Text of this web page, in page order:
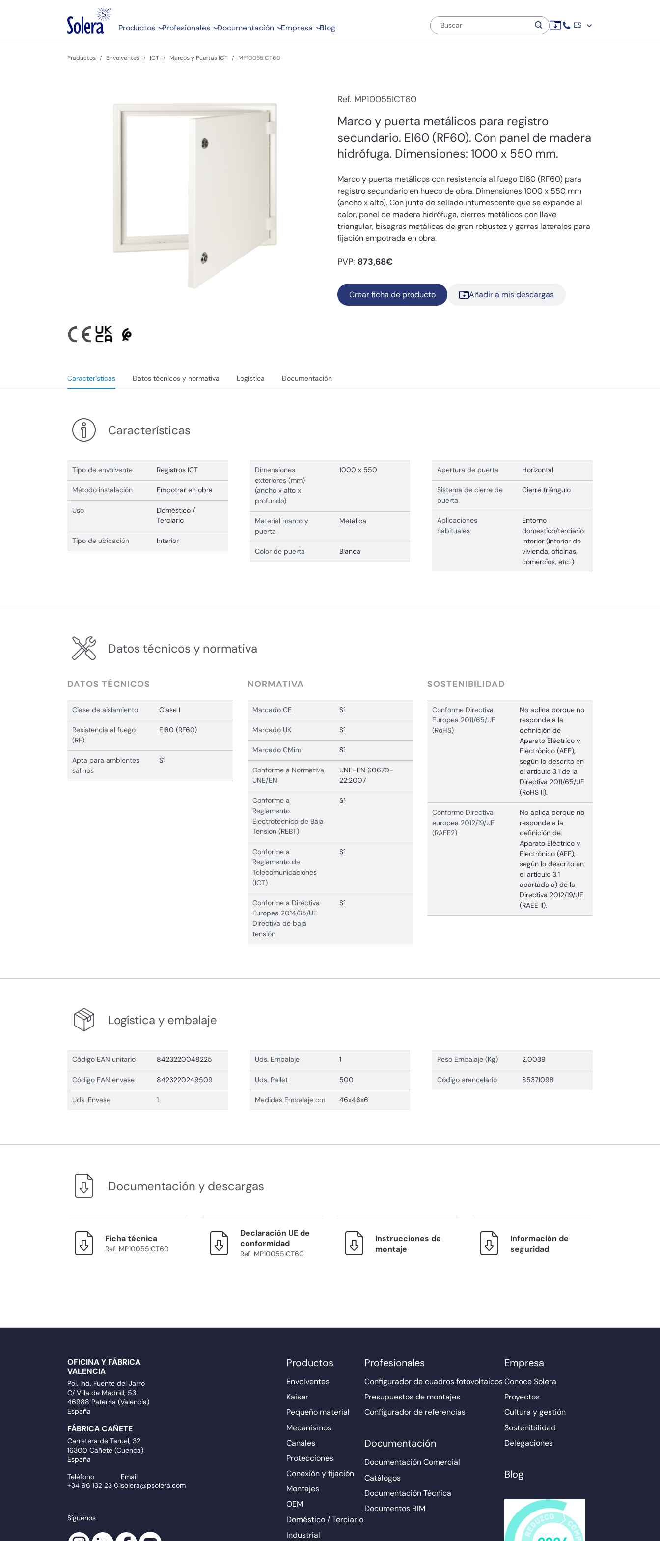
Productos Profesionales Documentación Empresa Blog ES
Productos Envolventes ICT Marcos y Puertas ICT MP10055ICT60
Ref. MP10055ICT60
Marco y puerta metálicos para registro
secundario. EI60 (RF60). Con panel de madera
hidrófuga. Dimensiones: 1000 x 550 mm.
Marco y puerta metálicos con resistencia al fuego EI60 (RF60) para
registro secundario en hueco de obra. Dimensiones 1000 x 550 mm
(ancho x alto). Con junta de sellado intumescente que se expande al
calor, panel de madera hidrófuga, cierres metálicos con llave
triangular, bisagras metálicas de gran robustez y garras laterales para
fijación empotrada en obra.
PVP: 873,68€
Crear ficha de producto Añadir a mis descargas
Características Datos técnicos y normativa Logística Documentación
Características
Tipo de envolvente Registros ICT
Método instalación Empotrar en obra
Uso
Doméstico /
Terciario
Tipo de ubicación Interior
Dimensiones
exteriores (mm)
(ancho x alto x
profundo)
1000 x 550
Material marco y
puerta
Metálica
Color de puerta Blanca
Apertura de puerta Horizontal
Sistema de cierre de
puerta
Cierre triángulo
Aplicaciones
habituales
Entorno
domestico/terciario
interior (Interior de
vivienda, oficinas,
comercios, etc..)
Datos técnicos y normativa
DATOS TÉCNICOS
Clase de aislamiento Clase I
Resistencia al fuego
(RF)
EI60 (RF60)
Apta para ambientes
salinos
Sí
NORMATIVA
Marcado CE Sí
Marcado UK Sí
Marcado CMim Sí
Conforme a Normativa
UNE/EN
UNE-EN 60670-
22:2007
Conforme a
Reglamento
Electrotecnico de Baja
Tension (REBT)
Sí
Conforme a
Reglamento de
Telecomunicaciones
(ICT)
Sí
Conforme a Directiva
Europea 2014/35/UE.
Directiva de baja
tensión
Sí
SOSTENIBILIDAD
Conforme Directiva
Europea 2011/65/UE
(RoHS)
No aplica porque no
responde a la
definición de
Aparato Eléctrico y
Electrónico (AEE),
según lo descrito en
el artículo 3.1 de la
Directiva 2011/65/UE
(RoHS II).
Conforme Directiva
europea 2012/19/UE
(RAEE2)
No aplica porque no
responde a la
definición de
Aparato Eléctrico y
Electrónico (AEE),
según lo descrito en
el artículo 3.1
apartado a) de la
Directiva 2012/19/UE
(RAEE II).
Logística y embalaje
Código EAN unitario 8423220048225
Código EAN envase 8423220249509
Uds. Envase 1
Uds. Embalaje 1
Uds. Pallet 500
Medidas Embalaje cm 46x46x6
Peso Embalaje (Kg) 2,0039
Código arancelario 85371098
Documentación y descargas
Ficha técnica
Ref. MP10055ICT60
Declaración UE de
conformidad
Ref. MP10055ICT60
Instrucciones de
montaje
Información de
seguridad
OFICINA Y FÁBRICA
VALENCIA
Pol. Ind. Fuente del Jarro
C/ Villa de Madrid, 53
46988 Paterna (Valencia)
España
FÁBRICA CAÑETE
Carretera de Teruel, 32
16300 Cañete (Cuenca)
España
Teléfono
+34 96 132 23 01
Email
solera@psolera.com
Síguenos
Productos
Envolventes
Kaiser
Pequeño material
Mecanismos
Canales
Protecciones
Conexión y fijación
Montajes
OEM
Doméstico / Terciario
Industrial
Profesionales
Configurador de cuadros fotovoltaicos
Presupuestos de montajes
Configurador de referencias
Documentación
Documentación Comercial
Catálogos
Documentación Técnica
Documentos BIM
Empresa
Conoce Solera
Proyectos
Cultura y gestión
Sostenibilidad
Delegaciones
Blog